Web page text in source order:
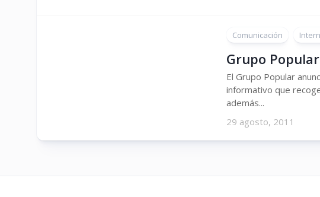
Comunicación
Grupo
El Grupo Popular
informativo que
además...
29 agosto, 2011